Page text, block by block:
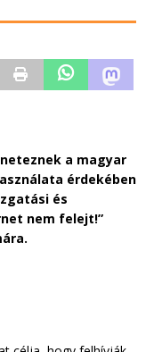
a magyar
érdekében
és
nem felejt!”